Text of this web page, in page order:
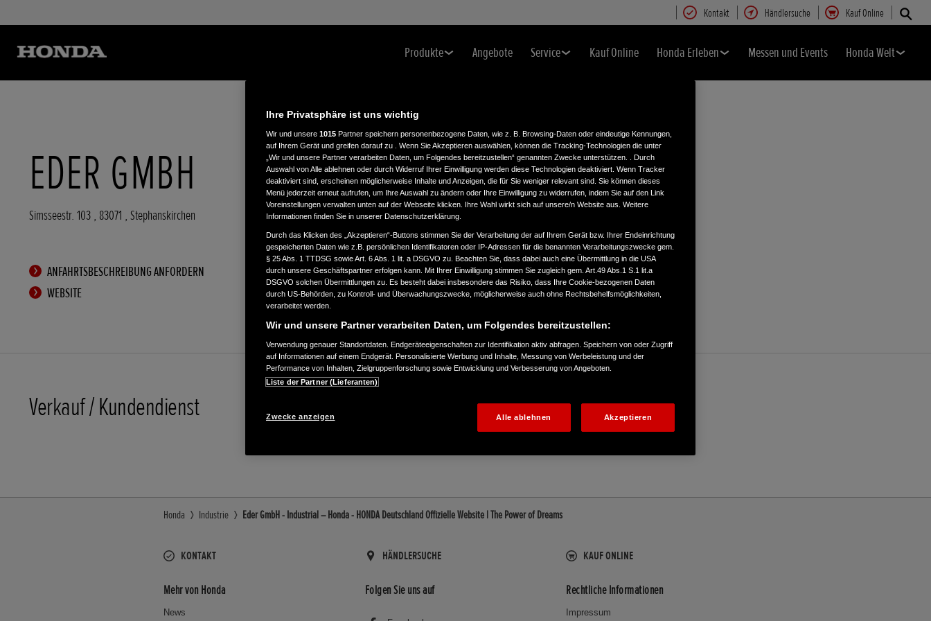
Kontakt Händlersuche Kauf Online
Produkte Angebote Service Kauf Online Honda Erleben Messen und Events Honda Welt
EDER GMBH
Simsseestr. 103 , 83071 , Stephanskirchen
ANFAHRTSBESCHREIBUNG ANFORDERN
WEBSITE
Verkauf / Kundendienst
Honda Industrie Eder GmbH - Industrial – Honda - HONDA Deutschland Offizielle Website | The Power of Dreams
KONTAKT HÄNDLERSUCHE KAUF ONLINE
Mehr von Honda
News
Folgen Sie uns auf Rechtliche Informationen
Impressum
Ihre Privatsphäre ist uns wichtig
Wir und unsere 1015 Partner speichern personenbezogene Daten, wie z. B. Browsing-Daten oder eindeutige Kennungen,
auf Ihrem Gerät und greifen darauf zu . Wenn Sie Akzeptieren auswählen, können die Tracking-Technologien die unter
„Wir und unsere Partner verarbeiten Daten, um Folgendes bereitzustellen“ genannten Zwecke unterstützen. . Durch
Auswahl von Alle ablehnen oder durch Widerruf Ihrer Einwilligung werden diese Technologien deaktiviert. Wenn Tracker
deaktiviert sind, erscheinen möglicherweise Inhalte und Anzeigen, die für Sie weniger relevant sind. Sie können dieses
Menü jederzeit erneut aufrufen, um Ihre Auswahl zu ändern oder Ihre Einwilligung zu widerrufen, indem Sie auf den Link
Voreinstellungen verwalten unten auf der Webseite klicken. Ihre Wahl wirkt sich auf unsere/n Website aus. Weitere
Informationen finden Sie in unserer Datenschutzerklärung.
Durch das Klicken des „Akzeptieren“-Buttons stimmen Sie der Verarbeitung der auf Ihrem Gerät bzw. Ihrer Endeinrichtung
gespeicherten Daten wie z.B. persönlichen Identifikatoren oder IP-Adressen für die benannten Verarbeitungszwecke gem.
§ 25 Abs. 1 TTDSG sowie Art. 6 Abs. 1 lit. a DSGVO zu. Beachten Sie, dass dabei auch eine Übermittlung in die USA
durch unsere Geschäftspartner erfolgen kann. Mit Ihrer Einwilligung stimmen Sie zugleich gem. Art.49 Abs.1 S.1 lit.a
DSGVO solchen Übermittlungen zu. Es besteht dabei insbesondere das Risiko, dass Ihre Cookie-bezogenen Daten
durch US-Behörden, zu Kontroll- und Überwachungszwecke, möglicherweise auch ohne Rechtsbehelfsmöglichkeiten,
verarbeitet werden.
Wir und unsere Partner verarbeiten Daten, um Folgendes bereitzustellen:
Verwendung genauer Standortdaten. Endgeräteeigenschaften zur Identifikation aktiv abfragen. Speichern von oder Zugriff
auf Informationen auf einem Endgerät. Personalisierte Werbung und Inhalte, Messung von Werbeleistung und der
Performance von Inhalten, Zielgruppenforschung sowie Entwicklung und Verbesserung von Angeboten.
Liste der Partner (Lieferanten)
Zwecke anzeigen Alle ablehnen Akzeptieren